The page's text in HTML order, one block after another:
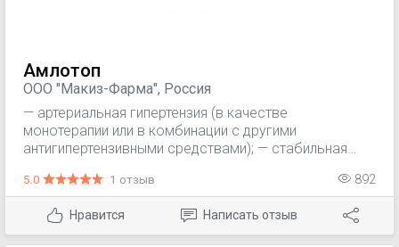
Амлотоп
ООО "Макиз-Фарма", Россия
— артериальная гипертензия (в качестве
монотерапии или в комбинации с другими
антигипертензивными средствами); — стабильная
или в комбинации с другими антиангинальными
средствами); — вазоспастическая стенокардия
(стенокардия Принцметала) (в качестве монотерапии
или в комбинации с другими антиангинальными
5.0 1 отзыв 892
Нравится Написать отзыв